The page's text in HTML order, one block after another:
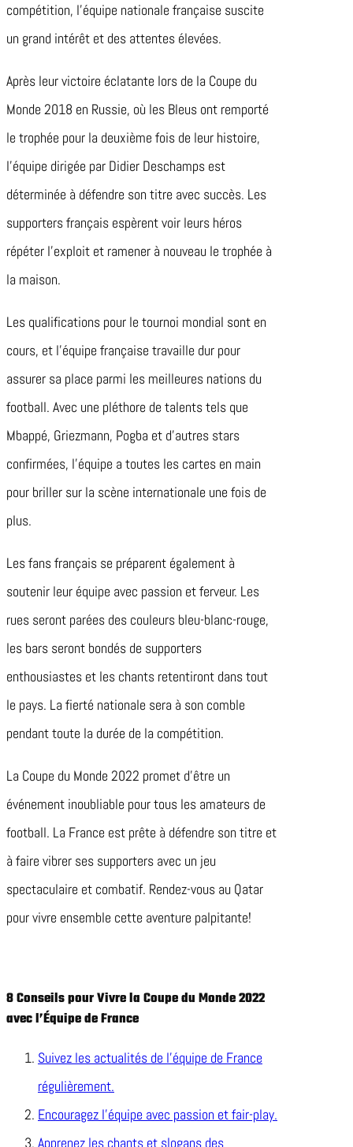
compétition, l’équipe nationale française suscite
un grand intérêt et des attentes élevées.
Après leur victoire éclatante lors de la Coupe du
Monde 2018 en Russie, où les Bleus ont remporté
le trophée pour la deuxième fois de leur histoire,
l’équipe dirigée par Didier Deschamps est
déterminée à défendre son titre avec succès. Les
supporters français espèrent voir leurs héros
répéter l’exploit et ramener à nouveau le trophée à
la maison.
Les qualifications pour le tournoi mondial sont en
cours, et l’équipe française travaille dur pour
assurer sa place parmi les meilleures nations du
football. Avec une pléthore de talents tels que
Mbappé, Griezmann, Pogba et d’autres stars
confirmées, l’équipe a toutes les cartes en main
pour briller sur la scène internationale une fois de
plus.
Les fans français se préparent également à
soutenir leur équipe avec passion et ferveur. Les
rues seront parées des couleurs bleu-blanc-rouge,
les bars seront bondés de supporters
enthousiastes et les chants retentiront dans tout
le pays. La fierté nationale sera à son comble
pendant toute la durée de la compétition.
La Coupe du Monde 2022 promet d’être un
événement inoubliable pour tous les amateurs de
football. La France est prête à défendre son titre et
à faire vibrer ses supporters avec un jeu
spectaculaire et combatif. Rendez-vous au Qatar
pour vivre ensemble cette aventure palpitante!
8 Conseils pour Vivre la Coupe du Monde 2022
avec l’Équipe de France
Suivez les actualités de l’équipe de France
régulièrement.
Encouragez l’équipe avec passion et fair-play.
Apprenez les chants et slogans des